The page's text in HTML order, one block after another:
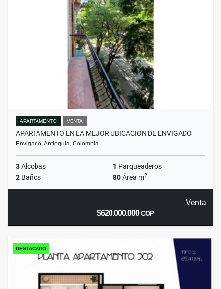
APARTAMENTO VENTA
APARTAMENTO EN LA MEJOR UBICACION DE ENVIGADO
Envigado, Antioquia, Colombia
3Alcobas 1 Parqueaderos
2 Baños 80Área m2
Venta
$620.000.000COP
DESTACADO